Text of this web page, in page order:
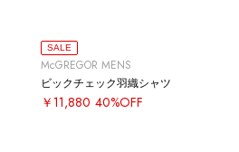
SALE
McGREGOR MENS
ビックチェック羽織シャツ
￥11,880 40%OFF